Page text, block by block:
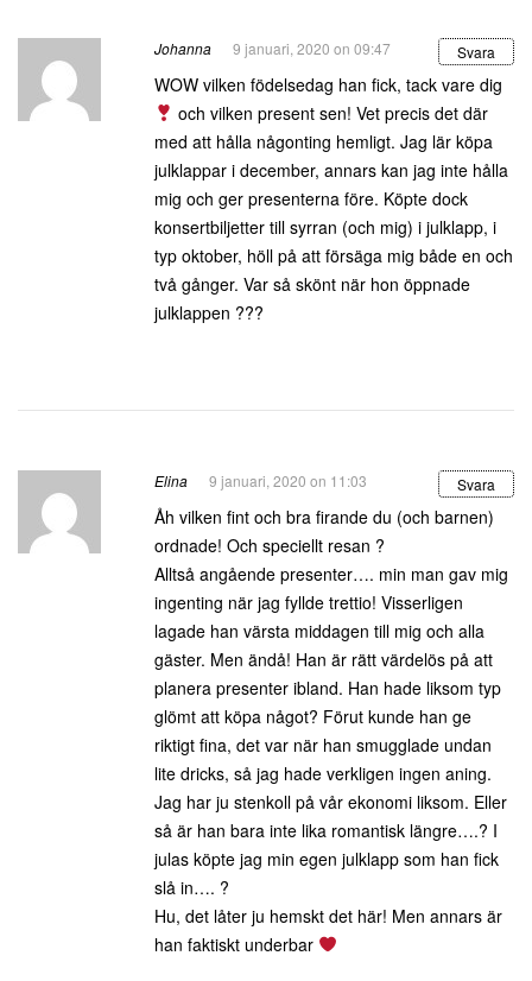
Johanna 9 januari, 2020 on 09:47 Svara
WOW vilken födelsedag han fick, tack vare dig
och vilken present sen! Vet precis det där
med att hålla någonting hemligt. Jag lär köpa
julklappar i december, annars kan jag inte hålla
mig och ger presenterna före. Köpte dock
konsertbiljetter till syrran (och mig) i julklapp, i
typ oktober, höll på att försäga mig både en och
två gånger. Var så skönt när hon öppnade
julklappen ???
Elina 9 januari, 2020 on 11:03 Svara
Åh vilken fint och bra firande du (och barnen)
ordnade! Och speciellt resan ?
Alltså angående presenter…. min man gav mig
ingenting när jag fyllde trettio! Visserligen
lagade han värsta middagen till mig och alla
gäster. Men ändå! Han är rätt värdelös på att
planera presenter ibland. Han hade liksom typ
glömt att köpa något? Förut kunde han ge
riktigt fina, det var när han smugglade undan
lite dricks, så jag hade verkligen ingen aning.
Jag har ju stenkoll på vår ekonomi liksom. Eller
så är han bara inte lika romantisk längre….? I
julas köpte jag min egen julklapp som han fick
slå in…. ?
Hu, det låter ju hemskt det här! Men annars är
han faktiskt underbar